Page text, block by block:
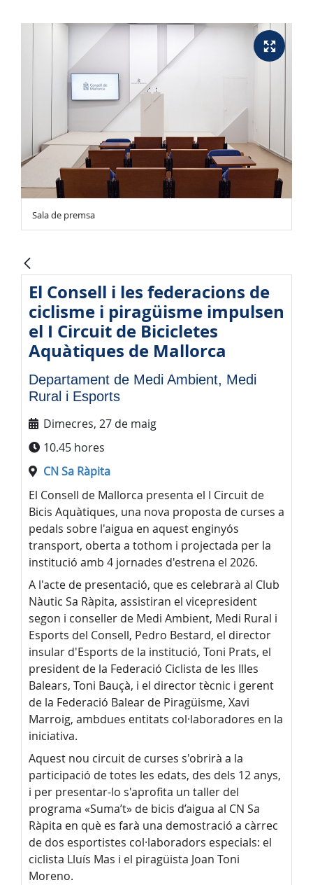
Sala de premsa
El Consell i les federacions de
ciclisme i piragüisme impulsen
el I Circuit de Bicicletes
Aquàtiques de Mallorca
Departament de Medi Ambient, Medi
Rural i Esports
Dimecres, 27 de maig
10.45 hores
CN Sa Ràpita
El Consell de Mallorca presenta el I Circuit de
Bicis Aquàtiques, una nova proposta de curses a
pedals sobre l'aigua en aquest enginyós
transport, oberta a tothom i projectada per la
institució amb 4 jornades d'estrena el 2026.
A l'acte de presentació, que es celebrarà al Club
Nàutic Sa Ràpita, assistiran el vicepresident
segon i conseller de Medi Ambient, Medi Rural i
Esports del Consell, Pedro Bestard, el director
insular d'Esports de la institució, Toni Prats, el
president de la Federació Ciclista de les Illes
Balears, Toni Bauçà, i el director tècnic i gerent
de la Federació Balear de Piragüisme, Xavi
Marroig, ambdues entitats col·laboradores en la
iniciativa.
Aquest nou circuit de curses s'obrirà a la
participació de totes les edats, des dels 12 anys,
i per presentar-lo s'aprofita un taller del
programa «Suma’t» de bicis d’aigua al CN Sa
Ràpita en què es farà una demostració a càrrec
de dos esportistes col·laboradors especials: el
ciclista Lluís Mas i el piragüista Joan Toni
Moreno.